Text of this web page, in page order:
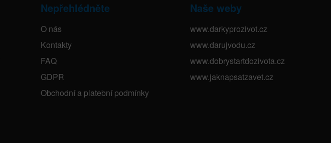
Nepřehlédněte
O nás
Kontakty
FAQ
GDPR
Obchodní a platební podmínky
Naše weby
www.darkyprozivot.cz
www.darujvodu.cz
www.dobrystartdozivota.cz
www.jaknapsatzavet.cz